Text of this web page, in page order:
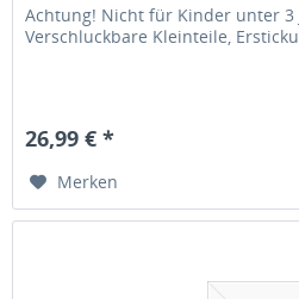
Achtung! Nicht für Kinder unter 3
Verschluckbare Kleinteile,
26,99 € *
Merken